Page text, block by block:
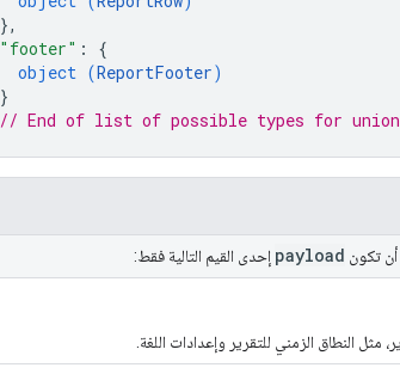
},
"footer" : {
object (ReportFooter)
}
// End of list of possible types for
تكون payload إحدى القيم التالية فقط:
مثل النطاق الزمني للتقرير وإعدادات اللغة.